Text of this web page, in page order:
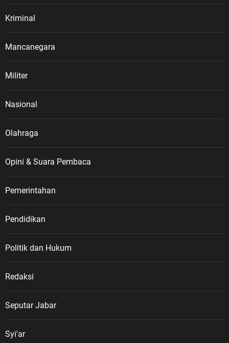
Kriminal
Mancanegara
Militer
Nasional
Olahraga
Opini & Suara Pembaca
Pemerintahan
Pendidikan
Politik dan Hukum
Redaksi
Seputar Jabar
Syi'ar